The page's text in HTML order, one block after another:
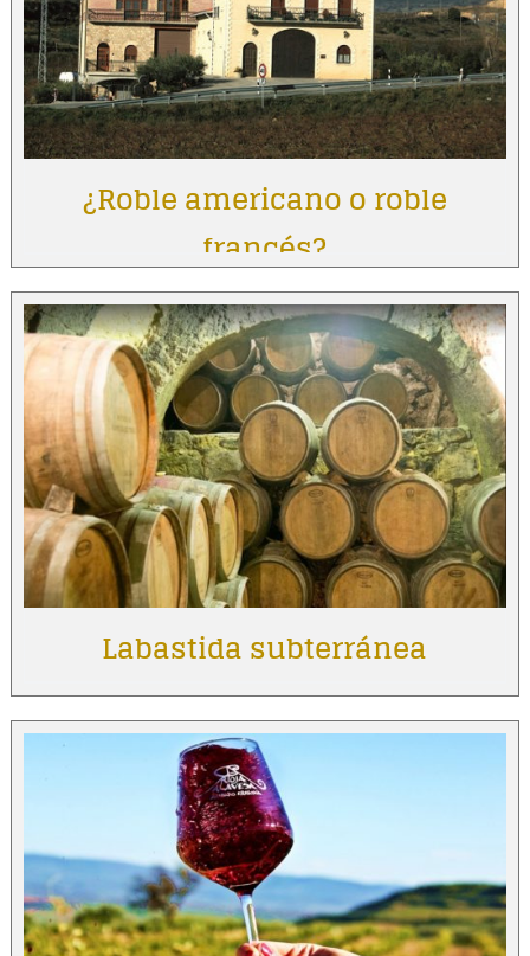
¿Roble americano o roble
francés?
Labastida subterránea